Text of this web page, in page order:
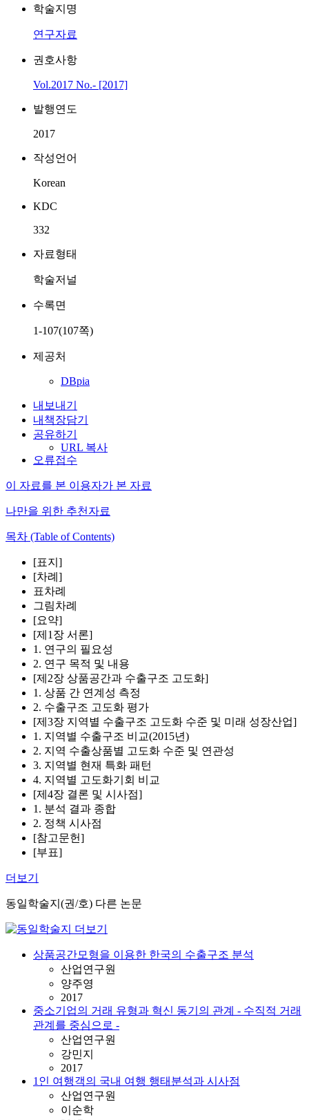
학술지명
연구자료
권호사항
Vol.2017 No.- [2017]
발행연도
2017
작성언어
Korean
KDC
332
자료형태
학술저널
수록면
1-107(107쪽)
제공처
DBpia
내보내기
내책장담기
공유하기
URL 복사
오류접수
이 자료를 본 이용자가 본 자료
나만을 위한 추천자료
목차 (Table of Contents)
[표지]
[차례]
표차례
그림차례
[요약]
[제1장 서론]
1. 연구의 필요성
2. 연구 목적 및 내용
[제2장 상품공간과 수출구조 고도화]
1. 상품 간 연계성 측정
2. 수출구조 고도화 평가
[제3장 지역별 수출구조 고도화 수준 및 미래 성장산업]
1. 지역별 수출구조 비교(2015년)
2. 지역 수출상품별 고도화 수준 및 연관성
3. 지역별 현재 특화 패턴
4. 지역별 고도화기회 비교
[제4장 결론 및 시사점]
1. 분석 결과 종합
2. 정책 시사점
[참고문헌]
[부표]
더보기
동일학술지(권/호) 다른 논문
상품공간모형을 이용한 한국의 수출구조 분석
산업연구원
양주영
2017
중소기업의 거래 유형과 혁신 동기의 관계 - 수직적 거래
관계를 중심으로 -
산업연구원
강민지
2017
1인 여행객의 국내 여행 행태분석과 시사점
산업연구원
이순학